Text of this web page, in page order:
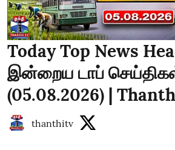
Today Top News
இன்றைய டாப்
(05.08.2026) |
thanthitv